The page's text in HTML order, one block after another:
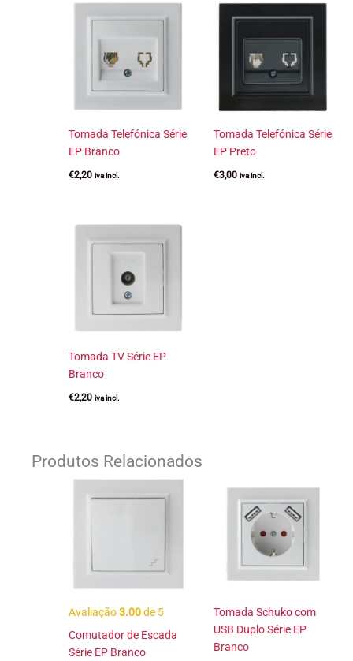
Tomada Telefónica Série
EP Branco
€2,20 iva incl.
Tomada Telefónica Série
EP Preto
€3,00 iva incl.
Tomada TV Série EP
Branco
€2,20 iva incl.
Produtos Relacionados
Avaliação3.00de 5
Comutador de Escada
Série EP Branco
Tomada Schuko com
USB Duplo Série EP
Branco